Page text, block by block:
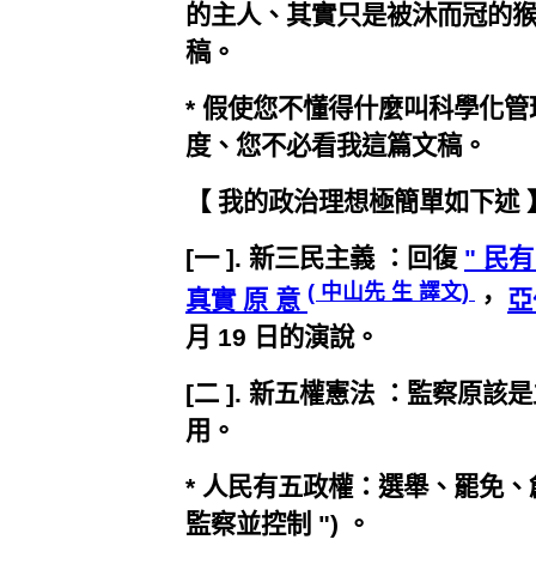
的主人、其實只是被沐而冠的
稿。
* 假使您不懂得什麼叫科學化
度、您不必看我這篇文稿。
【 我的政治理想極簡單如下述
[一 ]. 新三民主義 ：回復 " 民
真實 原 意 ( 中山先 生 譯文) ，
月 19 日的演說。
[二 ]. 新五權憲法 ：監察原該
用。
* 人民有五政權：選舉、罷免
監察並控制 ") 。